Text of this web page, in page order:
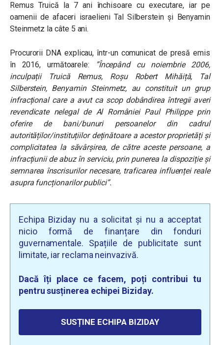
Remus Truică la 7 ani închisoare cu executare, iar pe
oamenii de afaceri israelieni Tal Silberstein și Benyamin
Steinmetz la câte 5 ani.
Procurorii DNA explicau, într-un comunicat de presă emis
în 2016, următoarele:
”Începând cu noiembrie 2006,
inculpații Truică Remus, Roșu Robert Mihăiță, Tal
Silberstein, Benyamin Steinmetz, au constituit un grup
infracțional care a avut ca scop dobândirea întregii averi
revendicate nelegal de Al României Paul Philippe prin
oferire de bani/bunuri persoanelor din cadrul
autorităților/instituțiilor deținătoare a acestor proprietăți și
complicitatea la săvârșirea, de către aceste persoane, a
infracțiunii de abuz în serviciu, prin punerea la dispoziție și
semnarea înscrisurilor necesare, traficarea influenței reale
asupra funcționarilor publici”.
Echipa Biziday nu a solicitat și nu a acceptat
nicio formă de finanțare din fonduri
guvernamentale. Spațiile de publicitate sunt
limitate, iar reclama neinvazivă.
Dacă îți place ce facem, poți contribui tu
pentru susținerea echipei Biziday.
SUSȚINE ECHIPA BIZIDAY